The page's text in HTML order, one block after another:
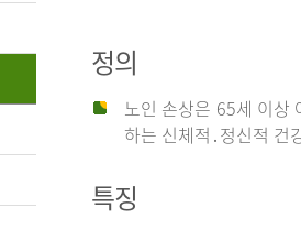
정의
노인 손상은 65세 이상
하는 신체적․정신적 건
특징